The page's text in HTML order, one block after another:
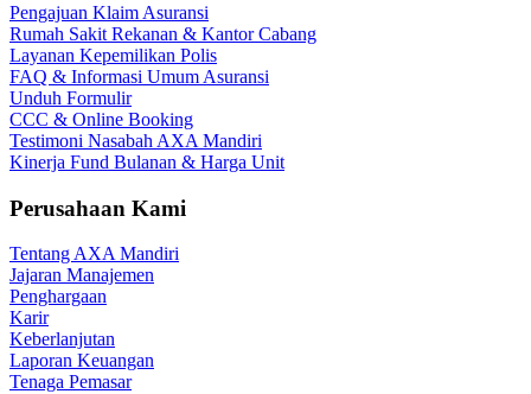
Pengajuan Klaim Asuransi
Rumah Sakit Rekanan & Kantor Cabang
Layanan Kepemilikan Polis
FAQ & Informasi Umum Asuransi
Unduh Formulir
CCC & Online Booking
Testimoni Nasabah AXA Mandiri
Kinerja Fund Bulanan & Harga Unit
Perusahaan Kami
Tentang AXA Mandiri
Jajaran Manajemen
Penghargaan
Karir
Keberlanjutan
Laporan Keuangan
Tenaga Pemasar